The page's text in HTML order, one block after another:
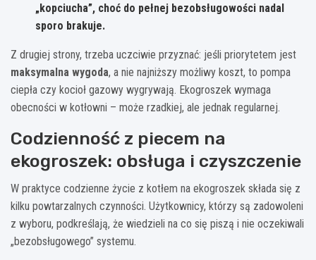
„kopciucha”, choć do pełnej bezobsługowości nadal
sporo brakuje.
Z drugiej strony, trzeba uczciwie przyznać: jeśli priorytetem jest
maksymalna wygoda, a nie najniższy możliwy koszt, to pompa
ciepła czy kocioł gazowy wygrywają. Ekogroszek wymaga
obecności w kotłowni – może rzadkiej, ale jednak regularnej.
Codzienność z piecem na
ekogroszek: obsługa i czyszczenie
W praktyce codzienne życie z kotłem na ekogroszek składa się z
kilku powtarzalnych czynności. Użytkownicy, którzy są zadowoleni
z wyboru, podkreślają, że wiedzieli na co się piszą i nie oczekiwali
„bezobsługowego” systemu.